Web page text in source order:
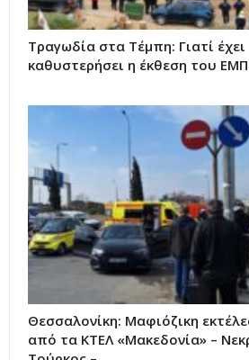
Τραγωδία στα Τέμπη: Γιατί έχει
καθυστερήσει η έκθεση του ΕΜΠ
Θεσσαλονίκη: Μαφιόζικη
από τα ΚΤΕΛ «Μακεδονία» –